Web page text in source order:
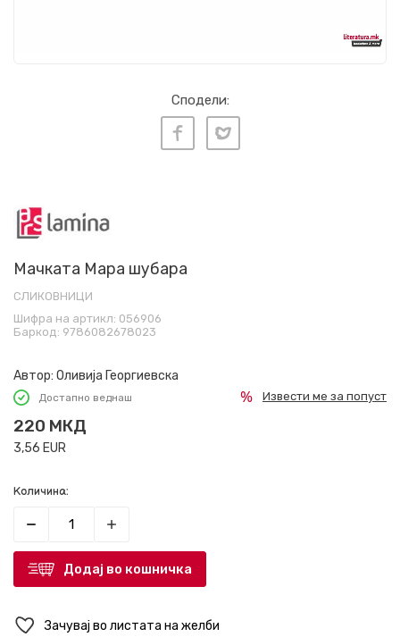
Сподели:
Мачката Мара шубара
СЛИКОВНИЦИ
Шифра на артикл: 056906
Баркод: 9786082678023
Автор: Оливија Георгиевска
Достапно веднаш
220 МКД
3,56 EUR
Извести ме за попуст
Количина:
Додај во кошничка
Зачувај во листата на желби